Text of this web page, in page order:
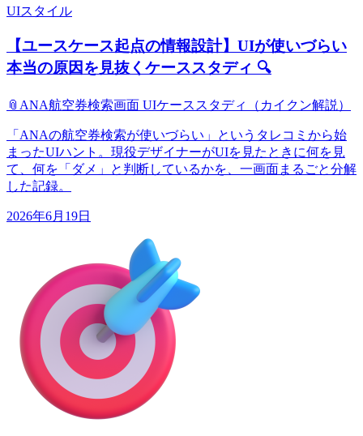
UIスタイル
【ユースケース起点の情報設計】UIが使いづらい
本当の原因を見抜くケーススタディ 🔍
📎 ANA航空券検索画面 UIケーススタディ（カイクン解説）
「ANAの航空券検索が使いづらい」というタレコミから始
まったUIハント。現役デザイナーがUIを見たときに何を見
て、何を「ダメ」と判断しているかを、一画面まるごと分解
した記録。
2026年6月19日